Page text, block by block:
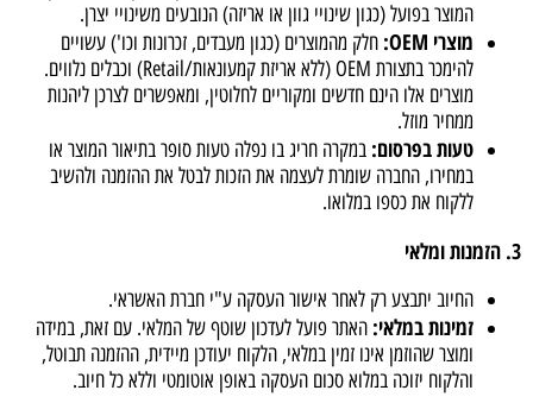
המוצר בפועל (כגון שינויי גוון או אריזה) הנובעים משינויי יצרן.
מוצרי OEM:
חלק מהמוצרים (כגון מעבדים, זכרונות וכו') עשויים
להימכר בתצורת OEM (ללא אריזת קמעונאות/Retail) וכבלים נלווים.
מוצרים אלו הינם חדשים ומקוריים לחלוטין, ומאפשרים לצרכן ליהנות
ממחיר מוזל.
טעות בפרסום: במקרה חריג בו נפלה טעות סופר בתיאור המוצר או
במחירו, החברה שומרת לעצמה את הזכות לבטל את ההזמנה ולהשיב
ללקוח את כספו במלואו.
3. הזמנות ומלאי
החיוב יתבצע רק לאחר אישור העסקה ע"י חברת האשראי.
זמינות במלאי: האתר פועל לעדכון שוטף של המלאי. עם זאת, במידה
ומוצר שהוזמן אינו זמין במלאי, הלקוח יעודכן מיידית, ההזמנה תבוטל,
והלקוח יזוכה במלוא סכום העסקה באופן אוטומטי וללא כל חיוב.